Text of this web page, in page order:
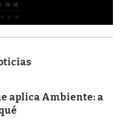
aplica Ambiente: a